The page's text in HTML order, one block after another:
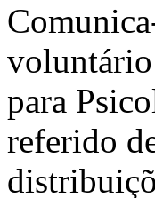
para
referido